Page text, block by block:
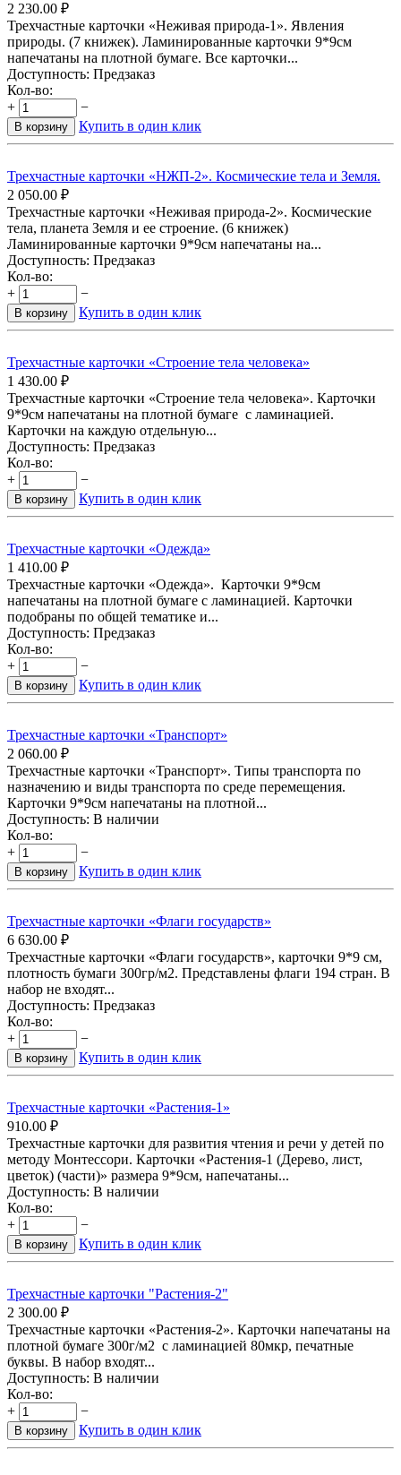
2 230.00 ₽
Трехчастные карточки «Неживая природа-1». Явления
природы. (7 книжек). Ламинированные карточки 9*9см
напечатаны на плотной бумаге. Все карточки...
Доступность: Предзаказ
Кол-во:
+
−
В корзину Купить в один клик
Трехчастные карточки «НЖП-2». Космические тела и Земля.
2 050.00 ₽
Трехчастные карточки «Неживая природа-2». Космические
тела, планета Земля и ее строение. (6 книжек)
Ламинированные карточки 9*9см напечатаны на...
Доступность: Предзаказ
Кол-во:
+
−
В корзину Купить в один клик
Трехчастные карточки «Строение тела человека»
1 430.00 ₽
Трехчастные карточки «Строение тела человека». Карточки
9*9см напечатаны на плотной бумаге с ламинацией.
Карточки на каждую отдельную...
Доступность: Предзаказ
Кол-во:
+
−
В корзину Купить в один клик
Трехчастные карточки «Одежда»
1 410.00 ₽
Трехчастные карточки «Одежда». Карточки 9*9см
напечатаны на плотной бумаге с ламинацией. Карточки
подобраны по общей тематике и...
Доступность: Предзаказ
Кол-во:
+
−
В корзину Купить в один клик
Трехчастные карточки «Транспорт»
2 060.00 ₽
Трехчастные карточки «Транспорт». Типы транспорта по
назначению и виды транспорта по среде перемещения.
Карточки 9*9см напечатаны на плотной...
Доступность: В наличии
Кол-во:
+
−
В корзину Купить в один клик
Трехчастные карточки «Флаги государств»
6 630.00 ₽
Трехчастные карточки «Флаги государств», карточки 9*9 см,
плотность бумаги 300гр/м2. Представлены флаги 194 стран. В
набор не входят...
Доступность: Предзаказ
Кол-во:
+
−
В корзину Купить в один клик
Трехчастные карточки «Растения-1»
910.00 ₽
Трехчастные карточки для развития чтения и речи у детей по
методу Монтессори. Карточки «Растения-1 (Дерево, лист,
цветок) (части)» размера 9*9см, напечатаны...
Доступность: В наличии
Кол-во:
+
−
В корзину Купить в один клик
Трехчастные карточки "Растения-2"
2 300.00 ₽
Трехчастные карточки «Растения-2». Карточки напечатаны на
плотной бумаге 300г/м2 с ламинацией 80мкр, печатные
буквы. В набор входят...
Доступность: В наличии
Кол-во:
+
−
В корзину Купить в один клик